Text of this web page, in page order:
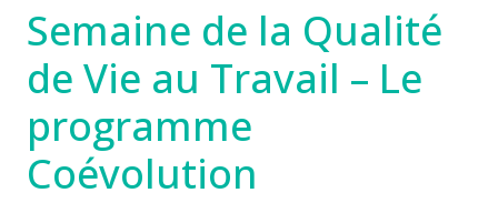
Semaine de la Qualité
de Vie au Travail – Le
programme
Coévolution